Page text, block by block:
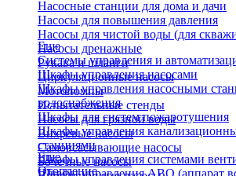
Насосные станции для дома и дачи
Насосы для повышения давления
Насосы для чистой воды (для
Насосы дренажные
Рукава и шланги
Циркуляционные насосы
Мотопомпы
Испытательные стенды
Насосы для грязной воды
Вихревые насосы
Самовсасывающие насосы
Бочечные насосы
Еще
Системы управления и
Шкафы управления насосами
Шкафы управления насосными
водоснабжения
Шкафы для систем пожаротушения
Шкафы управления
станциями
Шкафы управления системами
Шкафы управления АВО (аппарат
Еще
Отопление